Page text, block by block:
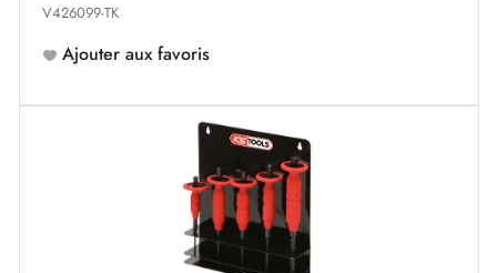
V426099-TK
Ajouter aux favoris